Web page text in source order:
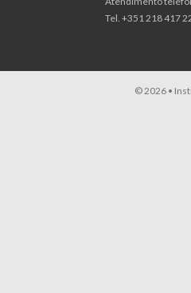
Tel. +351 218 417
© 2026 •